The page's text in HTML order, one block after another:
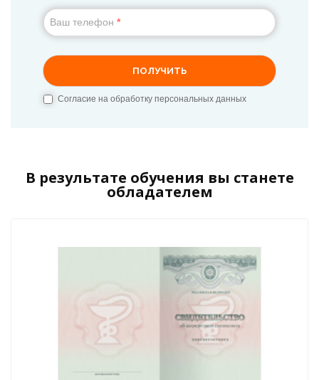
В результате обучения вы станете
обладателем